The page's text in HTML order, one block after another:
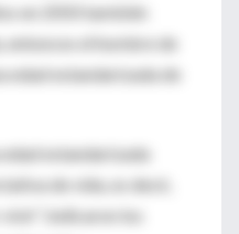
en 2050 también
entonces el hombre de
edad estandarizada de
edad estandarizada
de vida, es decir,
indicaron los